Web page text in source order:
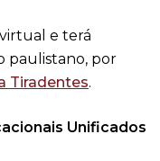
e terá
paulistano, por
Tiradentes.
Unificados